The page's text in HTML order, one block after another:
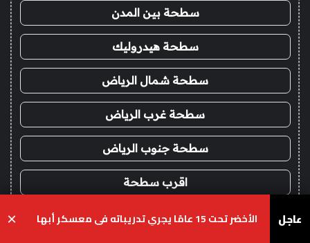
سطحة بين المدن
سطحة هيدروليك
سطحة شمال الرياض
سطحة غرب الرياض
سطحة جنوب الرياض
اقرب سطحة
تشليح عاجل الأخضر تحت 15 عامًا يجري تدريباته في معسكر أبها ×